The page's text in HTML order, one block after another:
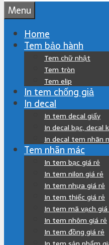
Menu
Home
Tem bảo hành
Tem chữ nhật
Tem tròn
Tem elip
In tem chống giả
In decal
In tem decal giấy
In decal bạc, decal
In decal tem nhãn
Tem nhãn mác
In tem bạc giá rẻ
In tem nilon giá rẻ
In tem nhựa giá rẻ
In tem thiếc giá rẻ
In tem mã vạch giá
In tem nhôm giá rẻ
In tem đồng giá rẻ